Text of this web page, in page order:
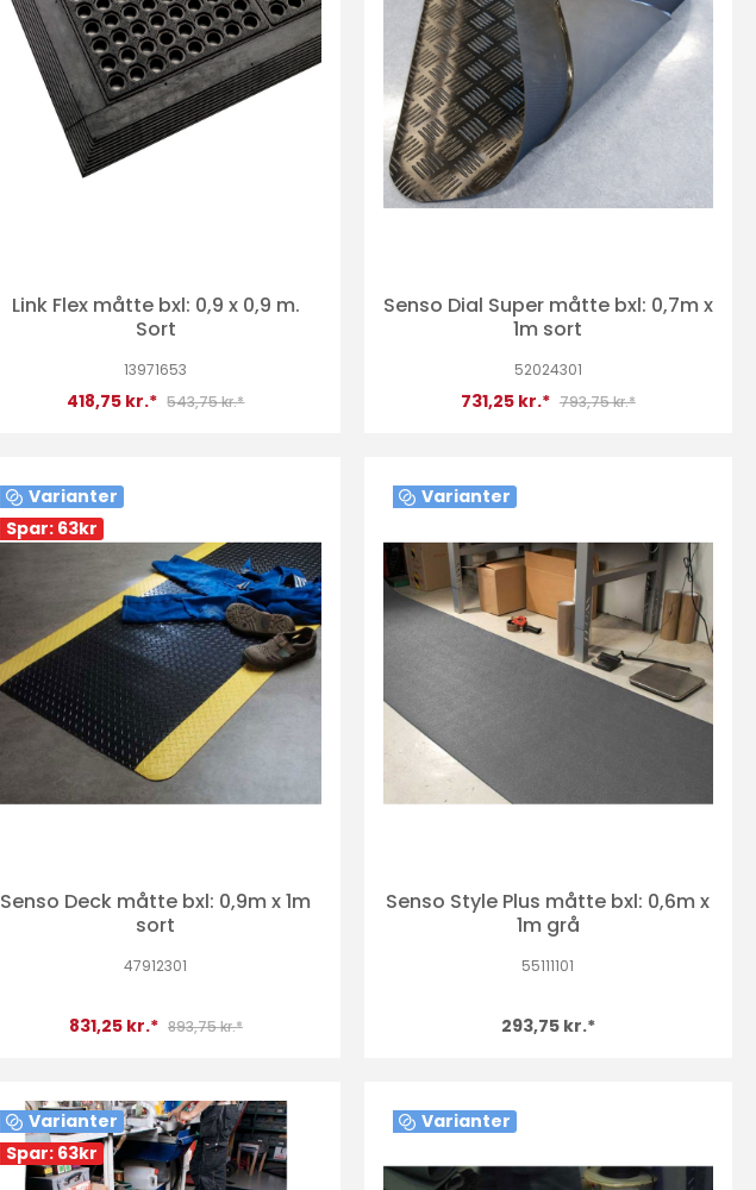
Link Flex måtte bxl: 0,9 x 0,9 m.
Sort
13971653
418,75 kr.* 543,75 kr.*
Senso Dial Super måtte bxl: 0,7m x
1m sort
52024301
731,25 kr.* 793,75 kr.*
Varianter
Spar: 63kr
Senso Deck måtte bxl: 0,9m x 1m
sort
47912301
831,25 kr.* 893,75 kr.*
Varianter
Senso Style Plus måtte bxl: 0,6m x
1m grå
55111101
293,75 kr.*
Varianter
Spar: 63kr
Varianter